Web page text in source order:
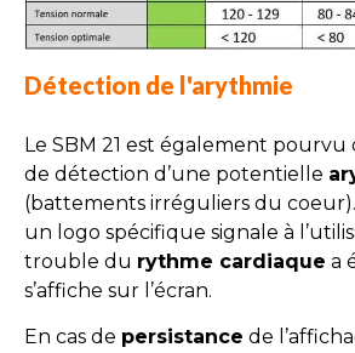
Détection de l'arythmie
Le SBM 21 est également pourvu
de détection d’une potentielle
(battements irréguliers du
un logo spécifique signale à
trouble du rythme cardiaque a
s’affiche sur l’écran.
En cas de persistance de